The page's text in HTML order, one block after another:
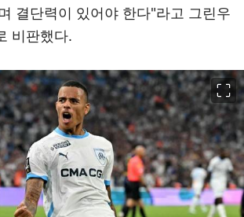
결단력이 있어야 한다"라고 그린우
비판했다.